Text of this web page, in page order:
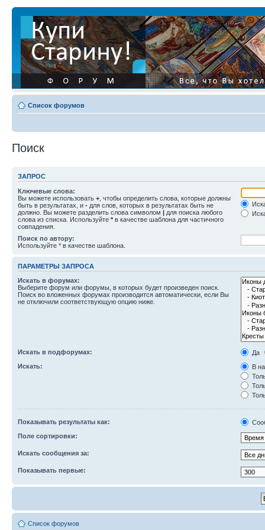
Список форумов
Поиск
ЗАПРОС
Ключевые слова:
Вы можете использовать + , чтобы определить слова, которые должны
быть в результатах, и - для слов, которых в результатах быть не
должно. Вы можете разделить слова символом | для поиска любого
слова из списка. Используйте * в качестве шаблона для частичного
совпадения.
Поиск по автору:
Используйте * в качестве шаблона.
ПАРАМЕТРЫ ЗАПРОСА
Искать в форумах:
Выберите форум или форумы, в которых будет произведен поиск.
Поиск во вложенных форумах производится автоматически, если Вы
не отключили соответствующую опцию ниже.
Искать в подфорумах:
Да
Искать:
В
Показывать результаты как:
Поле сортировки:
Искать сообщения за:
Показывать первые:
Список форумов